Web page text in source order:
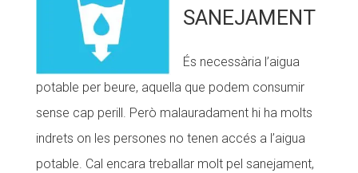
SANEJAMENT
És necessària l’aigua
potable per beure, aquella que podem consumir
sense cap perill. Però malauradament hi ha molts
indrets on les persones no tenen accés a l’aigua
potable. Cal encara treballar molt pel sanejament,